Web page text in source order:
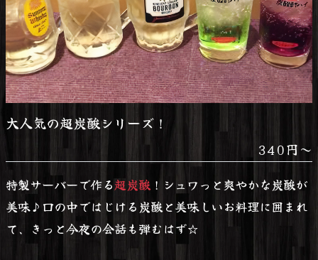
大人気の超炭酸シリーズ！
340円～
特製サーバーで作る超炭酸 ！シュワっと爽やかな炭酸が
美味♪口の中ではじける炭酸と美味しいお料理に囲まれ
て、きっと今夜の会話も弾むはず☆